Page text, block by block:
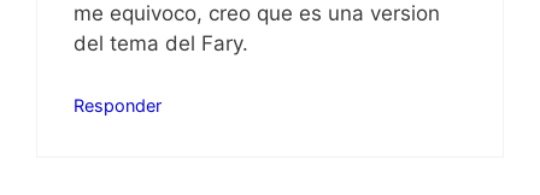
me equivoco, creo que es una version
del tema del Fary.
Responder